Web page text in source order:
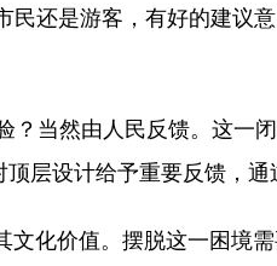
还是游客，有好的建议
然由人民反馈。这一
层设计给予重要反馈，
价值。摆脱这一困境